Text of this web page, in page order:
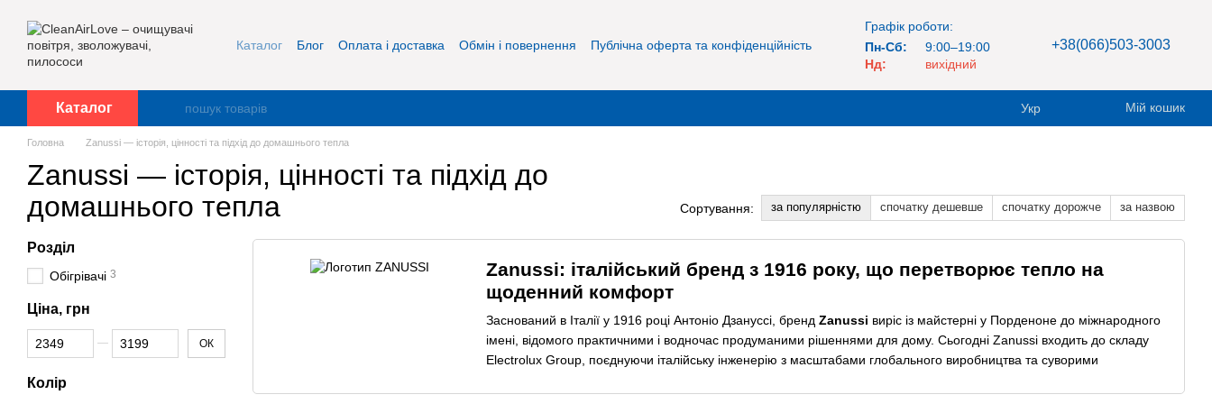
Каталог Блог Оплата і доставка Обмін і повернення
Публічна оферта та конфіденційність
Графік роботи:
Пн-Сб:
9:00–19:00
Нд:
вихідний
+38(066)503-3003
Каталог Укр Мій кошик
Головна Zanussi — історія, цінності та підхід до домашнього тепла
Zanussi — історія, цінності та підхід до
домашнього тепла
Сортування: за популярністю спочатку дешевше спочатку дорожче за назвою
Zanussi: італійський бренд з 1916 року, що перетворює тепло на
щоденний комфорт
Заснований в Італії у 1916 році Антоніо Дзануссі, бренд Zanussi виріс із майстерні у Порденоне до міжнародного
імені, відомого практичними і водночас продуманими рішеннями для дому. Сьогодні Zanussi входить до складу
Electrolux Group, поєднуючи італійську інженерію з масштабами глобального виробництва та суворими
Розділ
Обігрівачі 3
Ціна, грн
Від Ціна, грн
До Ціна, грн ОК
Колір